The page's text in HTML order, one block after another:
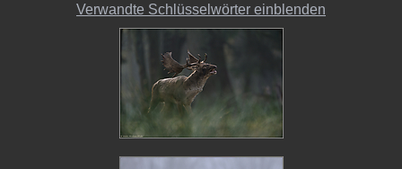
Verwandte Schlüsselwörter einblenden